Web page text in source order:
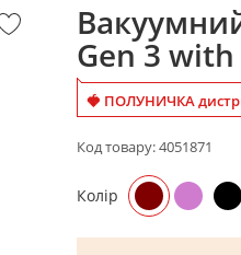
Gen 3
🍓 ПОЛУНИЧКА
Код товару:4051871
Колір